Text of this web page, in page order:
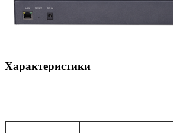
Характеристики